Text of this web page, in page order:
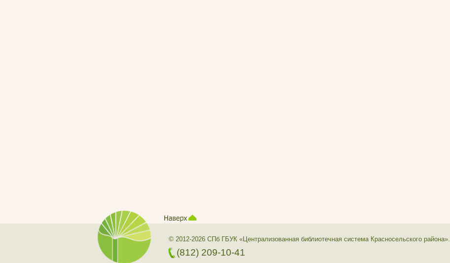
© 2012-2026 СПб ГБУК «Централизованная библиотечная система Красносельского района».
(812) 209-10-41